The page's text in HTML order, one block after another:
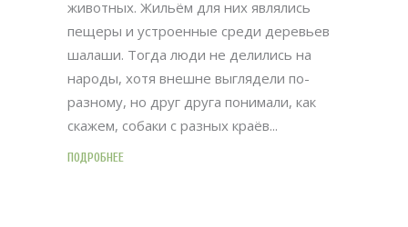
животных. Жильём для них являлись
пещеры и устроенные среди деревьев
шалаши. Тогда люди не делились на
народы, хотя внешне выглядели по-
разному, но друг друга понимали, как
скажем, собаки с разных краёв
ПОДРОБНЕЕ